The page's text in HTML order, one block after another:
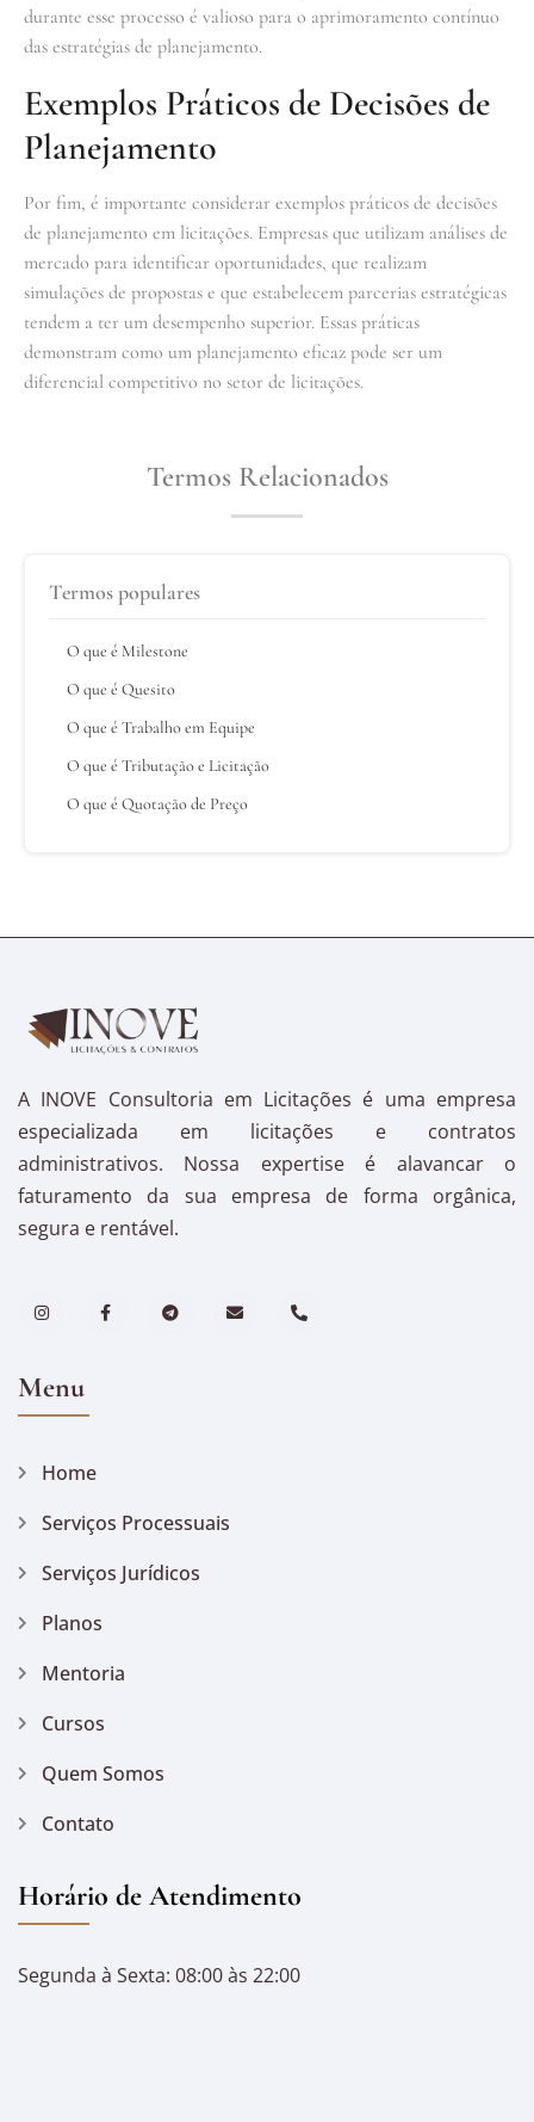
durante esse processo é valioso para o aprimoramento contínuo
das estratégias de planejamento.
Exemplos Práticos de Decisões de
Planejamento
Por fim, é importante considerar exemplos práticos de decisões
de planejamento em licitações. Empresas que utilizam análises de
mercado para identificar oportunidades, que realizam
simulações de propostas e que estabelecem parcerias estratégicas
tendem a ter um desempenho superior. Essas práticas
demonstram como um planejamento eficaz pode ser um
diferencial competitivo no setor de licitações.
Termos Relacionados
Termos populares
O que é Milestone
O que é Quesito
O que é Trabalho em Equipe
O que é Tributação e Licitação
O que é Quotação de Preço
A INOVE Consultoria em Licitações é uma empresa
especializada em licitações e contratos
administrativos. Nossa expertise é alavancar o
faturamento da sua empresa de forma orgânica,
segura e rentável.
Menu
Home
Serviços Processuais
Serviços Jurídicos
Planos
Mentoria
Cursos
Quem Somos
Contato
Horário de Atendimento
Segunda à Sexta: 08:00 às 22:00